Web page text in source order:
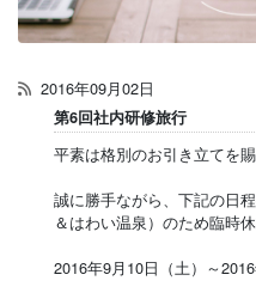
2016年09月02日
第6回社内研修旅行
平素は格別のお引き立てを
誠に勝手ながら、下記の日
＆はわい温泉）のため臨時
2016年9月10日（土）～